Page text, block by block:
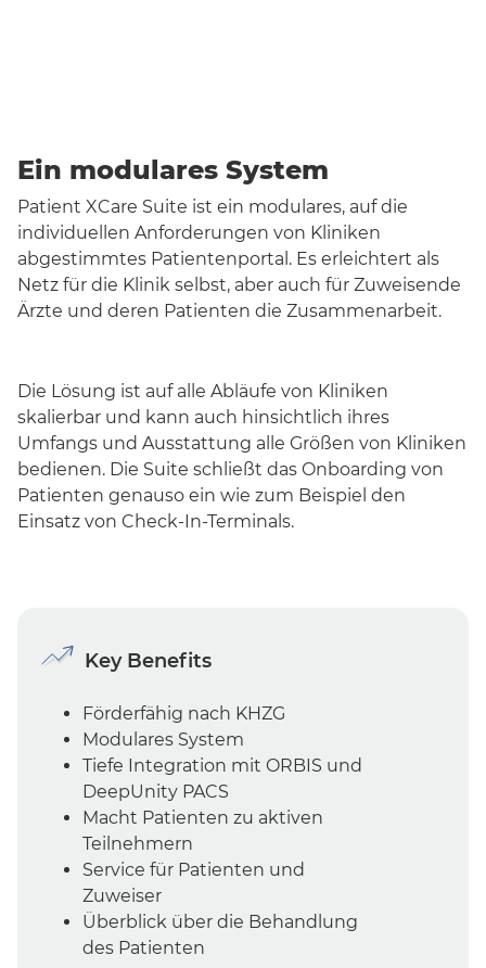
Ein modulares System
Patient XCare Suite ist ein modulares, auf die
individuellen Anforderungen von Kliniken
abgestimmtes Patientenportal. Es erleichtert als
Netz für die Klinik selbst, aber auch für Zuweisende
Ärzte und deren Patienten die Zusammenarbeit.
Die Lösung ist auf alle Abläufe von Kliniken
skalierbar und kann auch hinsichtlich ihres
Umfangs und Ausstattung alle Größen von Kliniken
bedienen. Die Suite schließt das Onboarding von
Patienten genauso ein wie zum Beispiel den
Einsatz von Check-In-Terminals.
Key Benefits
Förderfähig nach KHZG
Modulares System
Tiefe Integration mit ORBIS und
DeepUnity PACS
Macht Patienten zu aktiven
Teilnehmern
Service für Patienten und
Zuweiser
Überblick über die Behandlung
des Patienten